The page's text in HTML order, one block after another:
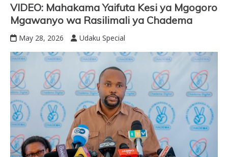
VIDEO: Mahakama Yaifuta Kesi ya Mgogoro
Mgawanyo wa Rasilimali ya Chadema
May 28, 2026 Udaku Special